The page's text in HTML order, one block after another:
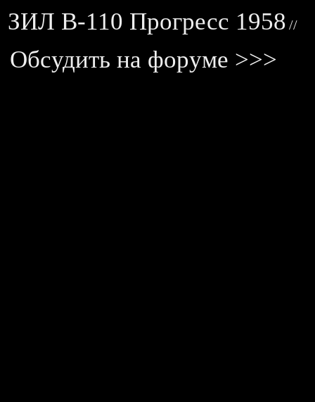
ЗИЛ В-110 Прогресс 1958 //
Обсудить на форуме >>>